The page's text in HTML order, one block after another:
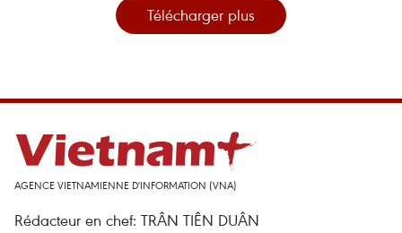
Télécharger plus
AGENCE VIETNAMIENNE D'INFORMATION (VNA)
Rédacteur en chef: TRÂN TIÊN DUÂN